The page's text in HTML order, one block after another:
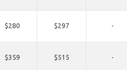
$280 $297 -
$359 $515 -